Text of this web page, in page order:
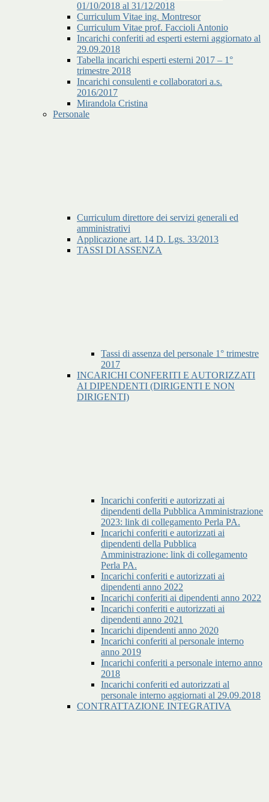
01/10/2018 al 31/12/2018
Curriculum Vitae ing. Montresor
Curriculum Vitae prof. Faccioli Antonio
Incarichi conferiti ad esperti esterni aggiornato al
29.09.2018
Tabella incarichi esperti esterni 2017 – 1°
trimestre 2018
Incarichi consulenti e collaboratori a.s.
2016/2017
Mirandola Cristina
Personale
Curriculum direttore dei servizi generali ed
amministrativi
Applicazione art. 14 D. Lgs. 33/2013
TASSI DI ASSENZA
Tassi di assenza del personale 1° trimestre
2017
INCARICHI CONFERITI E AUTORIZZATI
AI DIPENDENTI (DIRIGENTI E NON
DIRIGENTI)
Incarichi conferiti e autorizzati ai
dipendenti della Pubblica Amministrazione
2023: link di collegamento Perla PA.
Incarichi conferiti e autorizzati ai
dipendenti della Pubblica
Amministrazione: link di collegamento
Perla PA.
Incarichi conferiti e autorizzati ai
dipendenti anno 2022
Incarichi conferiti ai dipendenti anno 2022
Incarichi conferiti e autorizzati ai
dipendenti anno 2021
Incarichi dipendenti anno 2020
Incarichi conferiti al personale interno
anno 2019
Incarichi conferiti a personale interno anno
2018
Incarichi conferiti ed autorizzati al
personale interno aggiornati al 29.09.2018
CONTRATTAZIONE INTEGRATIVA